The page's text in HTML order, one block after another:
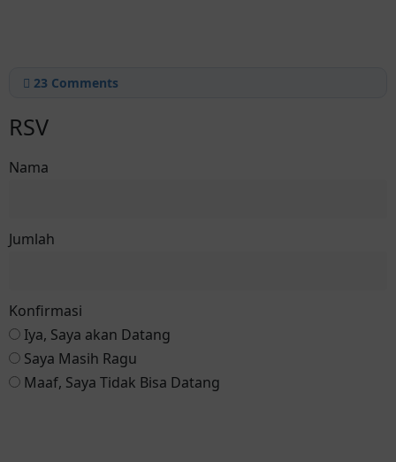
23 Comments
RSV
Nama
Jumlah
Konfirmasi
Iya, Saya akan Datang
Saya Masih Ragu
Maaf, Saya Tidak Bisa Datang